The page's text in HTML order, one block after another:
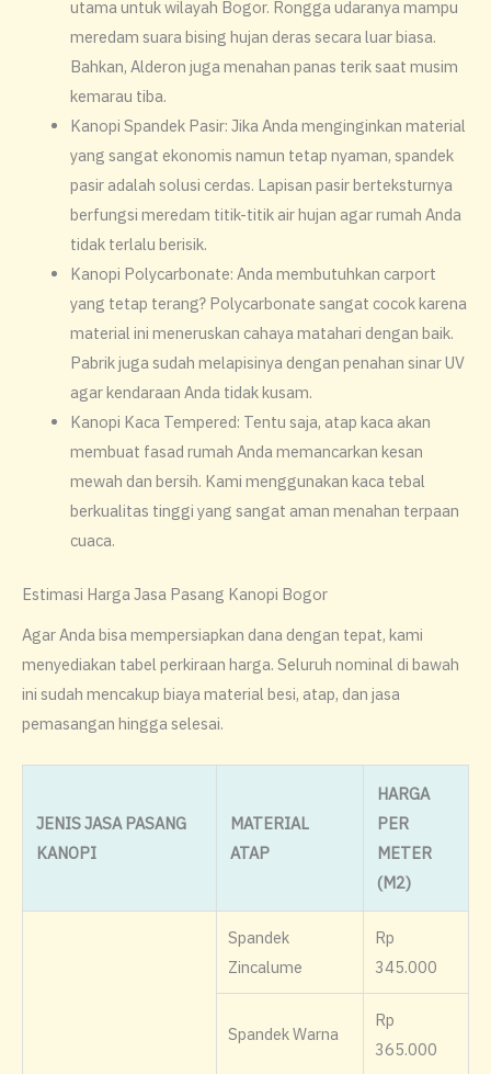
utama untuk wilayah Bogor. Rongga udaranya mampu
meredam suara bising hujan deras secara luar biasa.
Bahkan, Alderon juga menahan panas terik saat musim
kemarau tiba.
​Kanopi Spandek Pasir: Jika Anda menginginkan material
yang sangat ekonomis namun tetap nyaman, spandek
pasir adalah solusi cerdas. Lapisan pasir berteksturnya
berfungsi meredam titik-titik air hujan agar rumah Anda
tidak terlalu berisik.
​Kanopi Polycarbonate: Anda membutuhkan carport
yang tetap terang? Polycarbonate sangat cocok karena
material ini meneruskan cahaya matahari dengan baik.
Pabrik juga sudah melapisinya dengan penahan sinar UV
agar kendaraan Anda tidak kusam.
​Kanopi Kaca Tempered: Tentu saja, atap kaca akan
membuat fasad rumah Anda memancarkan kesan
mewah dan bersih. Kami menggunakan kaca tebal
berkualitas tinggi yang sangat aman menahan terpaan
cuaca.
​Estimasi Harga Jasa Pasang Kanopi Bogor
​Agar Anda bisa mempersiapkan dana dengan tepat, kami
menyediakan tabel perkiraan harga. Seluruh nominal di bawah
ini sudah mencakup biaya material besi, atap, dan jasa
pemasangan hingga selesai.
JENIS JASA PASANG
KANOPI
MATERIAL
ATAP
HARGA
PER
METER
(M2)
Spandek
Zincalume
Rp
345.000
Spandek Warna
Rp
365.000